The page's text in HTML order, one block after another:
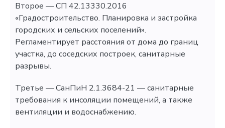
Второе — СП 42.13330.2016
«Градостроительство. Планировка и застройка
городских и сельских поселений».
Регламентирует расстояния от дома до границ
участка, до соседских построек, санитарные
разрывы.
Третье — СанПиН 2.1.3684-21 — санитарные
требования к инсоляции помещений, а также
вентиляции и водоснабжению.